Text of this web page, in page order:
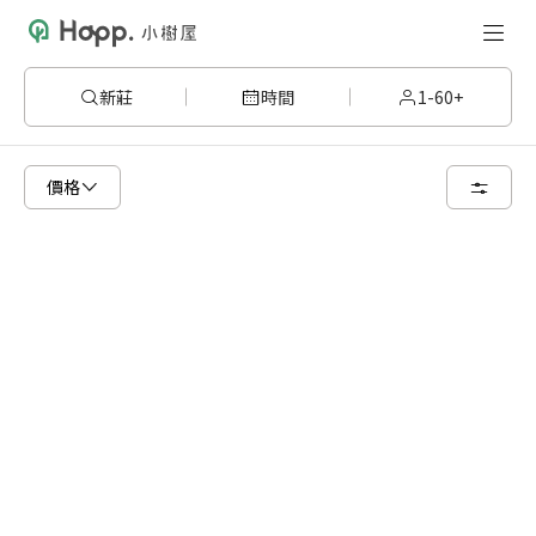
新莊 時間 1-60+
價格
請嘗試變更或清除某些篩選條件，或著您可以調整地圖的搜尋區域